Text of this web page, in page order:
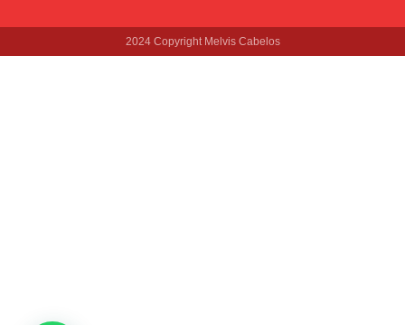
2024 Copyright Melvis Cabelos